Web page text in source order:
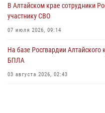
Алтайскому краю подведены
01 июля 2026, 07:49
В Алтайском крае сотрудники
участнику СВО
07 июля 2026, 09:14
На базе Росгвардии
БПЛА
03 августа 2026, 02:43